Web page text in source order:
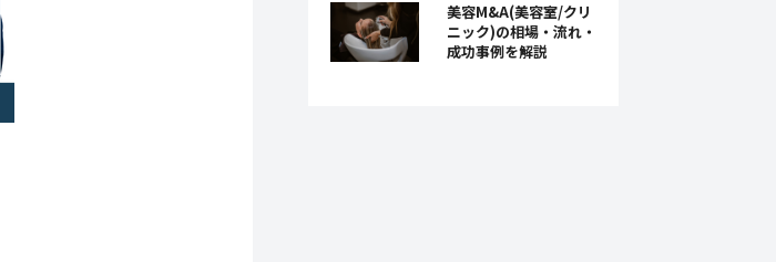
美容M&A(美容室/クリ
ニック)の相場・流れ・
成功事例を解説